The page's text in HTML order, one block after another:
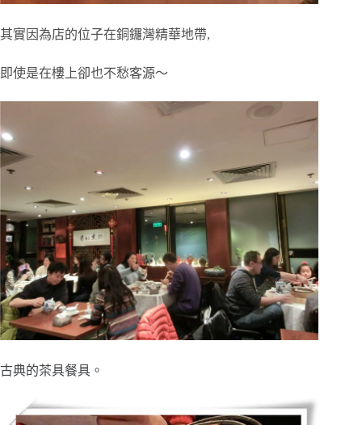
其實因為店的位子在銅鑼灣精華地帶,
即使是在樓上卻也不愁客源～
古典的茶具餐具。